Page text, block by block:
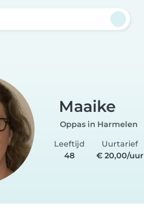
Maaike
Oppas in Harmelen
Leeftijd
48
Uurtarief
€ 20,00/uur